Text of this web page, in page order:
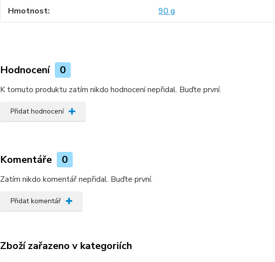
Hmotnost
90 g
Hodnocení 0
K tomuto produktu zatím nikdo hodnocení nepřidal. Buďte první.
Přidat hodnocení
Komentáře 0
Zatím nikdo komentář nepřidal. Buďte první.
Přidat komentář
Zboží zařazeno v kategoriích